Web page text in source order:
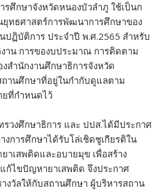
ศึกษาจังหวัดหนองบัวลำภู ใช้เป็นก
ยุทธศาสตร์การพัฒนาการศึกษาของ
ปฏิบัติการ ประจำปี พ.ศ.2565 สำหรับ
าน การของบประมาณ การติดตาม
สำนักงานศึกษาธิการจังหวัด
านศึกษาที่อยู่ในกำกับดูแลตาม
ยที่กำหนดไว้
รวงศึกษาธิการ และ ปปส.ได้มีประกาศ
การศึกษาได้รับโล่เชิดชูเกียรติใน
าเสพติดและอบายมุข เพื่อสร้าง
ไขปัญหายาเสพติด จึงประกาศ
งวัลให้กับสถานศึกษา ผู้บริหารสถาน